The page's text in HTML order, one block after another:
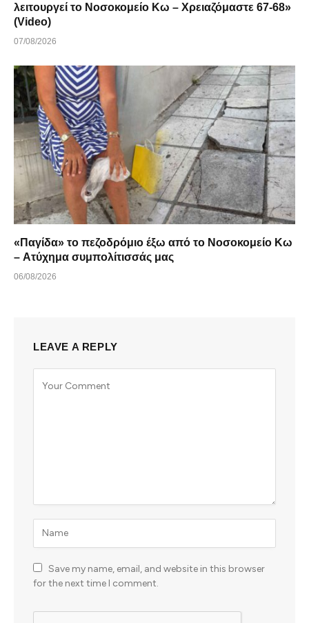
λειτουργεί το Νοσοκομείο Κω – Χρειαζόμαστε 67-68»
(Video)
07/08/2026
«Παγίδα» το πεζοδρόμιο έξω από το Νοσοκομείο Κω
– Ατύχημα συμπολίτισσάς μας
06/08/2026
LEAVE A REPLY
Save my name, email, and website in this browser
for the next time I comment.